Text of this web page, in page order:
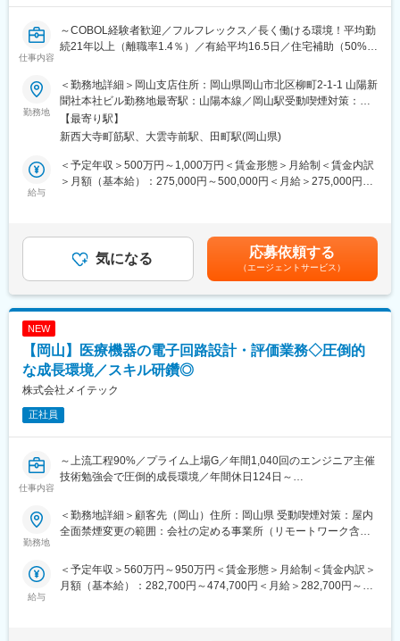
◇お問合せのあったお客様とアポイントを設定
◇ヒアリング（予算や場所など）、ご提案・案内
◇アフターフォロー
成約後の「注文住宅の仕様打ち合わせ」などは、設計・コーディ
ネーターが担当。営業はお客様への提案に集中できます。住宅の
引き渡し後も、電話やLINEでお客様の相談に乗ります。
■評価制度
◇安心の固定月給に加え、歩合制制度も
◇月ごとに頑張りを評価・還元
・支店の目標を達成したら、歩合のほか支店メンバー全員に会社
からご褒美あり（例：高級レストランでの食事／海外旅行／達成
※入社2年で計4回海外旅行に行った社員も
■キャリアパス
早ければ入社半年後には店長代理、1年後には店長へと昇格が可能
です。
を稼いでいます。
仕事内容
～COBOL経験者歓迎／フルフレックス／長く働ける環境！平均勤
続21年以上（離職率1.4％）／有給平均16.5日／住宅補助（50%会
立グループ最大SIer～
【公共サービスを支える仕事】自治体・外郭団体向けに、税務シ
ステムの維持・保守から法改正対応、開発まで幅広く担当しま
す。
【プライム案件中心】エンドユーザーである自治体と近い立場で
業務を遂行。要件定義・基本設計など上流工程にも携われます。
【専門性が活きる環境】COBOLを中心とした基幹系システムで、
■業務内容：
配属となる組織は、自治体や外郭団体に対するソフトウェア開
発、システムの運用保守など幅広い事業を展開しております。あ
[具体的には…]
・既存システムの維持・保守、問い合わせ対応
・法改正などに伴うシステム改修
※プライムの立場での業務となります。
勤務地
＜勤務地詳細＞岡山支店住所：岡山県岡山市北区柳町2-1-1 山陽新
聞社本社ビル勤務地最寄駅：山陽本線／岡山駅受動喫煙対策：屋
内全面禁煙変更の範囲：会社の定める事業所
【最寄り駅】
新西大寺町筋駅、大雲寺前駅、田町駅(岡山県)
給与
＜予定年収＞500万円～1,000万円＜賃金形態＞月給制＜賃金内訳
＞月額（基本給）：275,000円～500,000円＜月給＞275,000円～
以上主任・技師…600万円以上管理職…1,000万円以上賃金はあく
までも目安の金額であり、選考を通じて上下する可能性がありま
す。月給(月額)は固定手当を含めた表記です。
気になる 応募依頼する
（エージェントサービス）
NEW
【岡山】医療機器の電子回路設計・評価業務◇圧倒的
な成長環境／スキル研鑽◎
株式会社メイテック
正社員
仕事内容
～上流工程90%／プライム上場G／年間1,040回のエンジニア主催
技術勉強会で圧倒的成長環境／年間休日124日～
■業務内容：
医療機器、理学療法機器の設計開発業務をお任せします。
電気設計担当として、企画部門と調整しながら実現可能性を検討
と連携しながら業務を進めていきます。
電気的な設計としては、電気・電子回路設計（基本設計～詳細設
勤務地
＜勤務地詳細＞顧客先（岡山）住所：岡山県 受動喫煙対策：屋内
全面禁煙変更の範囲：会社の定める事業所（リモートワーク含
給与
＜予定年収＞560万円～950万円＜賃金形態＞月給制＜賃金内訳＞
月額（基本給）：282,700円～474,700円＜月給＞282,700円～